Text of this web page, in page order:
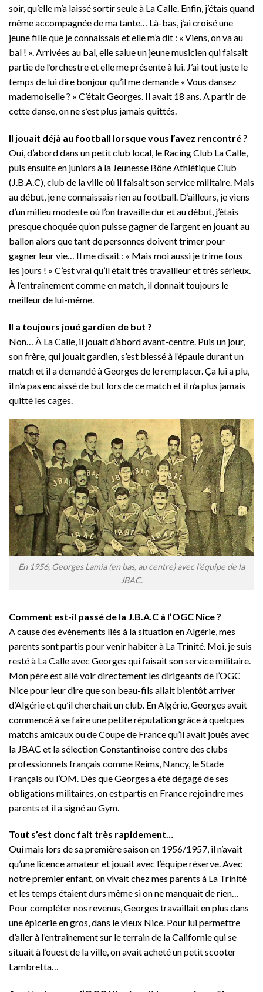
soir, qu’elle m’a laissé sortir seule à La Calle. Enfin, j’étais quand
même accompagnée de ma tante… Là-bas, j’ai croisé une
jeune fille que je connaissais et elle m’a dit : « Viens, on va au
bal ! ». Arrivées au bal, elle salue un jeune musicien qui faisait
partie de l’orchestre et elle me présente à lui. J’ai tout juste le
temps de lui dire bonjour qu’il me demande « Vous dansez
mademoiselle ? » C’était Georges. Il avait 18 ans. A partir de
cette danse, on ne s’est plus jamais quittés.
Il jouait déjà au football lorsque vous l’avez rencontré ?
Oui, d’abord dans un petit club local, le Racing Club La Calle,
puis ensuite en juniors à la Jeunesse Bône Athlétique Club
(J.B.A.C), club de la ville où il faisait son service militaire. Mais
au début, je ne connaissais rien au football. D’ailleurs, je viens
d’un milieu modeste où l’on travaille dur et au début, j’étais
presque choquée qu’on puisse gagner de l’argent en jouant au
ballon alors que tant de personnes doivent trimer pour
gagner leur vie… Il me disait : « Mais moi aussi je trime tous
les jours ! » C’est vrai qu’il était très travailleur et très sérieux.
À l’entraînement comme en match, il donnait toujours le
meilleur de lui-même.
Il a toujours joué gardien de but ?
Non… À La Calle, il jouait d’abord avant-centre. Puis un jour,
son frère, qui jouait gardien, s’est blessé à l’épaule durant un
match et il a demandé à Georges de le remplacer. Ça lui a plu,
il n’a pas encaissé de but lors de ce match et il n’a plus jamais
quitté les cages.
En 1956, Georges Lamia (en bas, au centre) avec l’équipe de la
JBAC.
Comment est-il passé de la J.B.A.C à l’OGC Nice ?
A cause des événements liés à la situation en Algérie, mes
parents sont partis pour venir habiter à La Trinité. Moi, je suis
resté à La Calle avec Georges qui faisait son service militaire.
Mon père est allé voir directement les dirigeants de l’OGC
Nice pour leur dire que son beau-fils allait bientôt arriver
d’Algérie et qu’il cherchait un club. En Algérie, Georges avait
commencé à se faire une petite réputation grâce à quelques
matchs amicaux ou de Coupe de France qu’il avait joués avec
la JBAC et la sélection Constantinoise contre des clubs
professionnels français comme Reims, Nancy, le Stade
Français ou l’OM. Dès que Georges a été dégagé de ses
obligations militaires, on est partis en France rejoindre mes
parents et il a signé au Gym.
Tout s’est donc fait très rapidement…
Oui mais lors de sa première saison en 1956/1957, il n’avait
qu’une licence amateur et jouait avec l’équipe réserve. Avec
notre premier enfant, on vivait chez mes parents à La Trinité
et les temps étaient durs même si on ne manquait de rien…
Pour compléter nos revenus, Georges travaillait en plus dans
une épicerie en gros, dans le vieux Nice. Pour lui permettre
d’aller à l’entraînement sur le terrain de la Californie qui se
situait à l’ouest de la ville, on avait acheté un petit scooter
Lambretta…